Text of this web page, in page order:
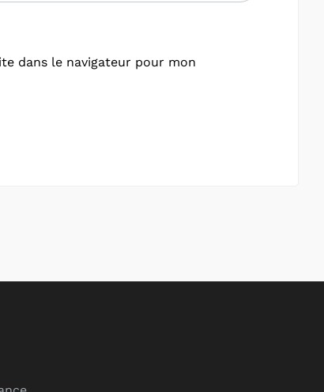
dans le navigateur pour mon